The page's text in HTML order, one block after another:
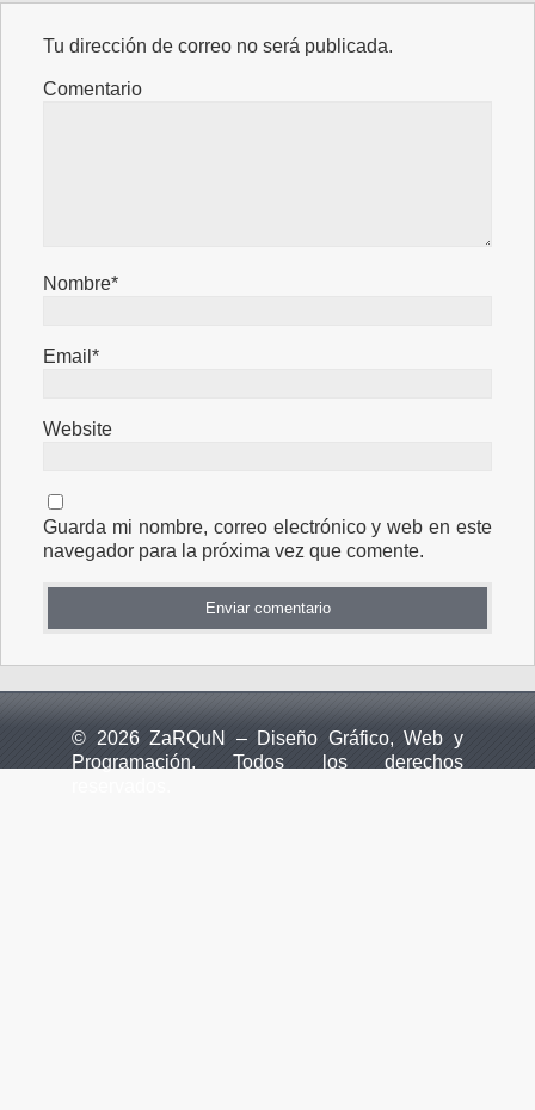
Tu dirección de correo no será publicada.
Comentario
Nombre*
Email*
Website
Guarda mi nombre, correo electrónico y web en este
navegador para la próxima vez que comente.
© 2026 ZaRQuN – Diseño Gráfico, Web y
Programación. Todos los derechos